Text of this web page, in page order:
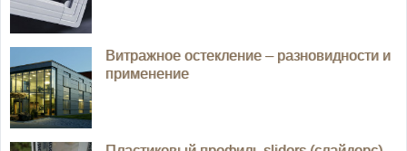
Витражное остекление – разновидности и
применение